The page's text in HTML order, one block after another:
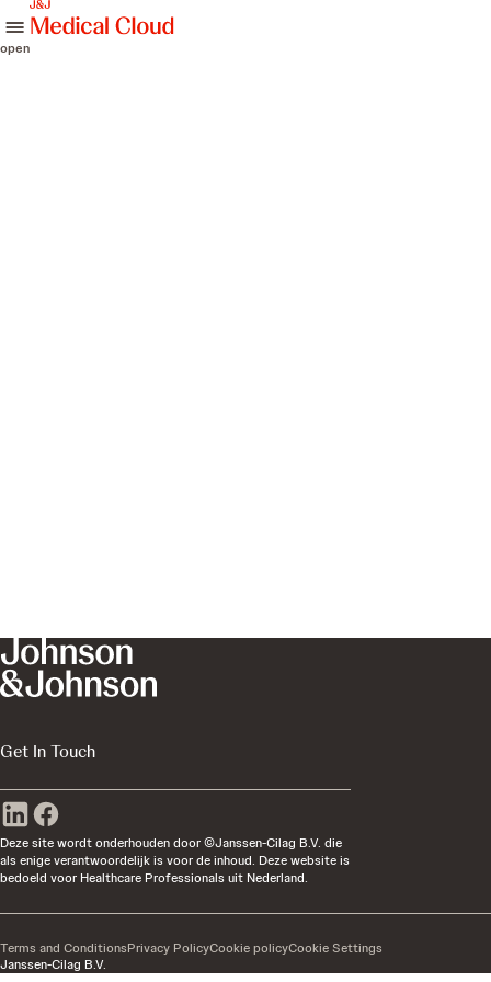
open
Get In Touch
Deze site wordt onderhouden door ©Janssen-Cilag B.V. die
als enige verantwoordelijk is voor de inhoud. Deze website is
bedoeld voor Healthcare Professionals uit Nederland.
Janssen-Cilag B.V.
Terms and ConditionsPrivacy PolicyCookie policyCookie Settings